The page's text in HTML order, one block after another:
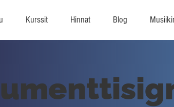
Kurssit Hinnat Blog